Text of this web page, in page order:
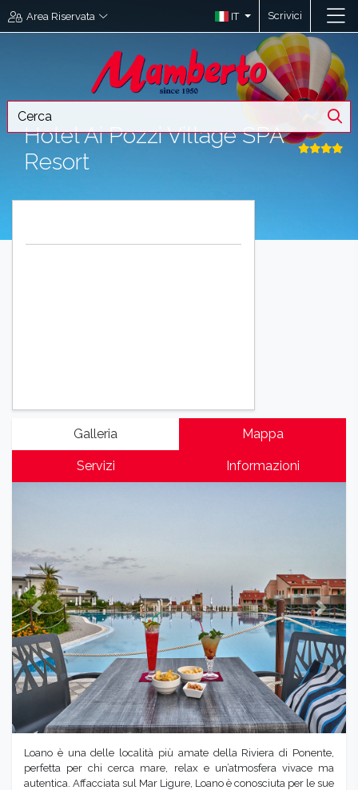
Area Riservata IT Scrivici
Hotel Ai Pozzi Village SPA
Resort
Galleria Mappa
Servizi Informazioni
Previous Next
Loano è una delle località più amate della Riviera di Ponente,
perfetta per chi cerca mare, relax e un’atmosfera vivace ma
autentica. Affacciata sul Mar Ligure, Loano è conosciuta per le sue